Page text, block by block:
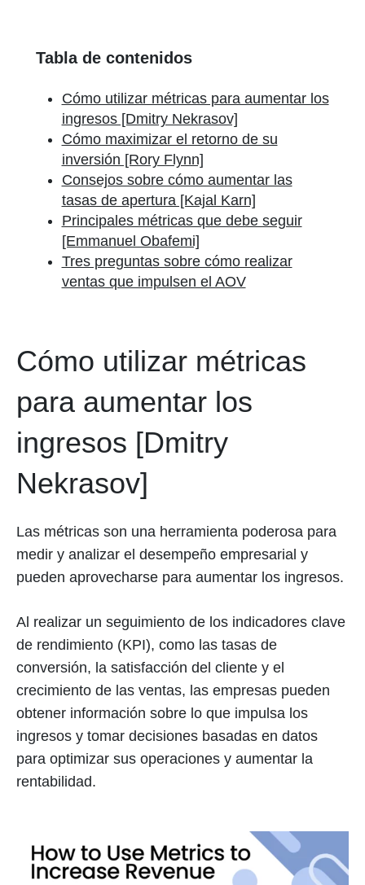
Tabla de contenidos
Cómo utilizar métricas para aumentar los
ingresos [Dmitry Nekrasov]
Cómo maximizar el retorno de su
inversión [Rory Flynn]
Consejos sobre cómo aumentar las
tasas de apertura [Kajal Karn]
Principales métricas que debe seguir
[Emmanuel Obafemi]
Tres preguntas sobre cómo realizar
ventas que impulsen el AOV
Cómo utilizar métricas
para aumentar los
ingresos [Dmitry
Nekrasov]
Las métricas son una herramienta poderosa para
medir y analizar el desempeño empresarial y
pueden aprovecharse para aumentar los ingresos.
Al realizar un seguimiento de los indicadores clave
de rendimiento (KPI), como las tasas de
conversión, la satisfacción del cliente y el
crecimiento de las ventas, las empresas pueden
obtener información sobre lo que impulsa los
ingresos y tomar decisiones basadas en datos
para optimizar sus operaciones y aumentar la
rentabilidad.